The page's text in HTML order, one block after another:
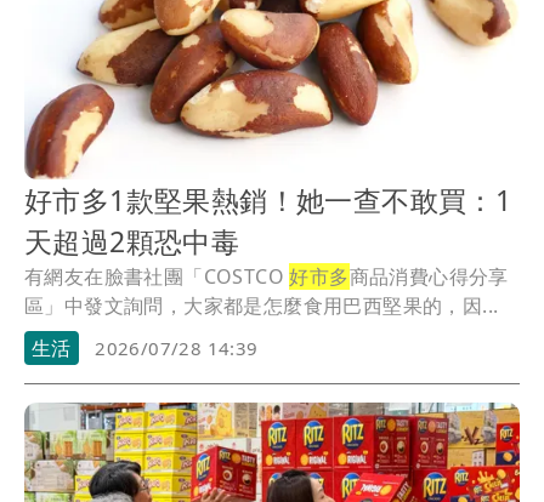
好市多1款堅果熱銷！她一查不敢買：1
天超過2顆恐中毒
有網友在臉書社團「COSTCO好市多商品消費心得分享
區」中發文詢問，大家都是怎麼食用巴西堅果的，因...
生活
2026/07/28 14:39